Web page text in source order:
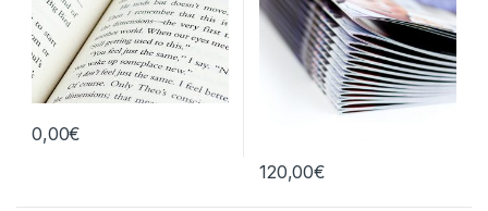
0,00€
120,00€